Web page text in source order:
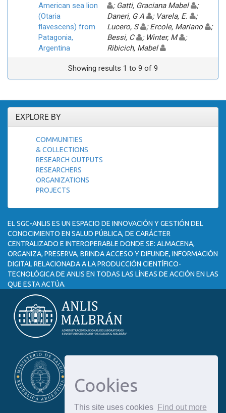
Cookies
This site uses cookies Find out more
American sea lion
(Otaria
flavescens) from
Patagonia,
Argentina
; Gatti, Graciana Mabel
;
Daneri, G A
; Varela, E.
;
Lucero, S
; Ercole, Mariano
;
Bessi, C
; Winter, M
;
Ribicich, Mabel
Showing results 1 to 9 of 9
EXPLORE BY
COMMUNITIES
& COLLECTIONS
RESEARCH OUTPUTS
RESEARCHERS
ORGANIZATIONS
PROJECTS
EL SGC-ANLIS ES UN ESPACIO DE INNOVACIÓN Y GESTIÓN DEL
CONOCIMIENTO EN SALUD PÚBLICA, DE CARÁCTER
CENTRALIZADO E INTEROPERABLE DONDE SE: ALMACENA,
ORGANIZA, PRESERVA, BRINDA ACCESO Y DIFUNDE, INFORMACIÓN
DIGITAL RELACIONADA A LA PRODUCCIÓN CIENTÍFICO-
TECNOLÓGICA DE ANLIS EN TODAS LAS LÍNEAS DE ACCIÓN EN LAS
QUE ESTA ACTÚA.